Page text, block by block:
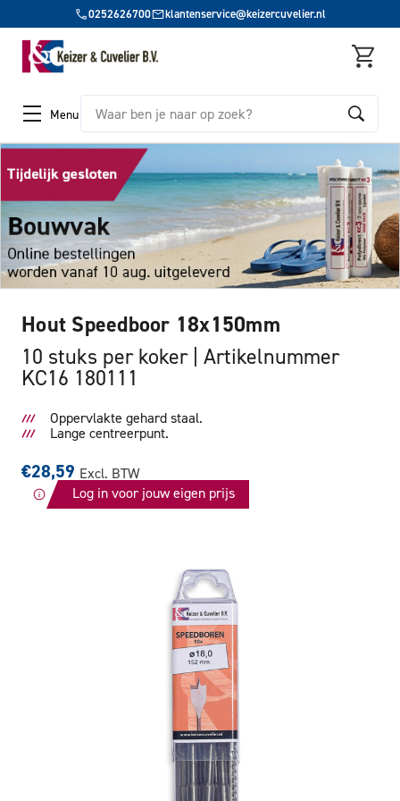
0252626700 klantenservice@keizercuvelier.nl
Menu Zoeken
Hout Speedboor 18x150mm
10 stuks per koker Artikelnummer
KC16 180111
Oppervlakte gehard staal.
Lange centreerpunt.
€28,59 Excl. BTW
Log in voor jouw eigen prijs